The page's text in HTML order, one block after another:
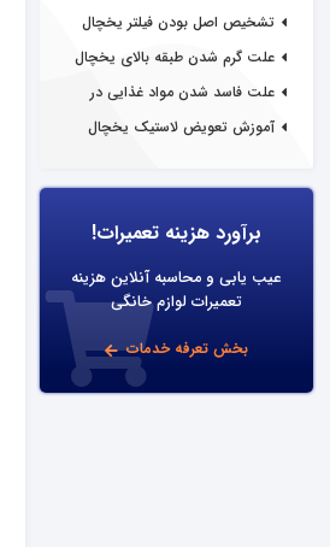
تشخیص اصل بودن فیلتر یخچال
علت گرم شدن طبقه بالای یخچال
علت فاسد شدن مواد غذایی در
آموزش تعویض لاستیک یخچال
برآورد هزینه تعمیرات!
عیب یابی و محاسبه آنلاین هزینه
تعمیرات لوازم خانگی
بخش تعرفه خدمات